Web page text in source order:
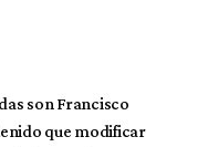
son Francisco
que modificar